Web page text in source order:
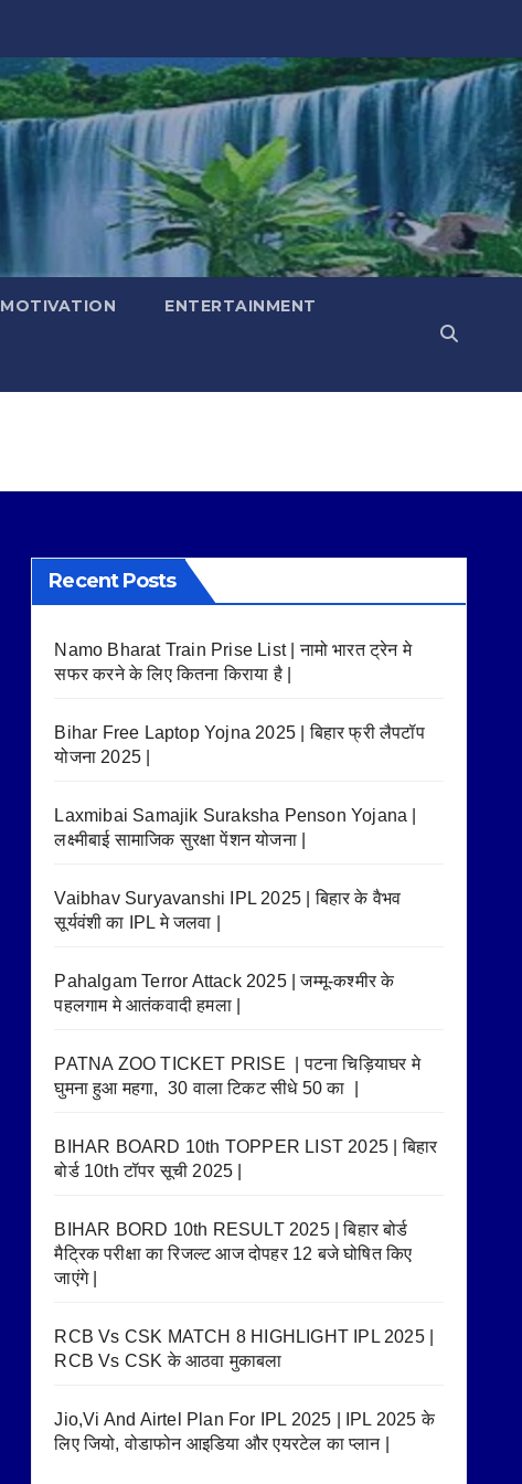
MOTIVATION ENTERTAINMENT
Recent Posts
Namo Bharat Train Prise List | नामो भारत ट्रेन मे
सफर करने के लिए कितना किराया है |
Bihar Free Laptop Yojna 2025 | बिहार फ्री लैपटॉप
योजना 2025 |
Laxmibai Samajik Suraksha Penson Yojana |
लक्ष्मीबाई सामाजिक सुरक्षा पेंशन योजना |
Vaibhav Suryavanshi IPL 2025 | बिहार के वैभव
सूर्यवंशी का IPL मे जलवा |
Pahalgam Terror Attack 2025 | जम्मू-कश्मीर के
पहलगाम मे आतंकवादी हमला |
PATNA ZOO TICKET PRISE | पटना चिड़ियाघर मे
घुमना हुआ महगा, 30 वाला टिकट सीधे 50 का |
BIHAR BOARD 10th TOPPER LIST 2025 | बिहार
बोर्ड 10th टॉपर सूची 2025 |
BIHAR BORD 10th RESULT 2025 | बिहार बोर्ड
मैट्रिक परीक्षा का रिजल्ट आज दोपहर 12 बजे घोषित किए
जाएंगे |
RCB Vs CSK MATCH 8 HIGHLIGHT IPL 2025 |
RCB Vs CSK के आठवा मुकाबला
Jio,Vi And Airtel Plan For IPL 2025 | IPL 2025 के
लिए जियो, वोडाफोन आइडिया और एयरटेल का प्लान |